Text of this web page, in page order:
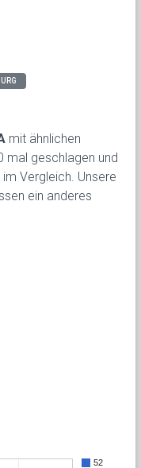
mit ähnlichen
mal geschlagen und
Vergleich. Unsere
ein anderes
52